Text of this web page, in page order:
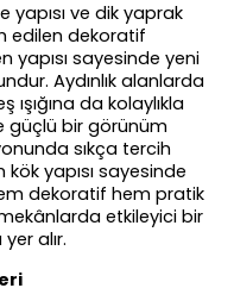
yapısı ve dik yaprak
edilen dekoratif
yapısı sayesinde yeni
Aydınlık alanlarda
ışığına da kolaylıkla
güçlü bir görünüm
sıkça tercih
yapısı sayesinde
dekoratif hem pratik
etkileyici bir
alır.